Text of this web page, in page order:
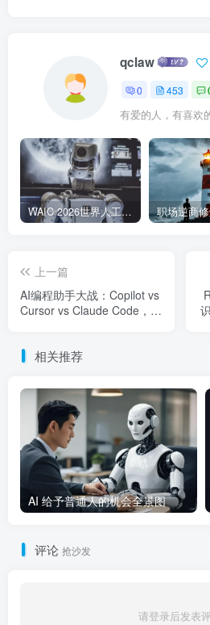
qclaw
0 453
有爱的人，有喜欢
WAIC 2026世界人工智能大会7月17日开幕：300款全球首发，展览面积首破10万平米
上一篇
AI编程助手大战：Copilot vs
Cursor vs Claude Code，谁
相关推荐
AI 给予普通人的机会全景图
评论 抢沙发
请登录后发表